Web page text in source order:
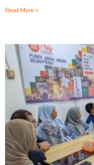
Read More »